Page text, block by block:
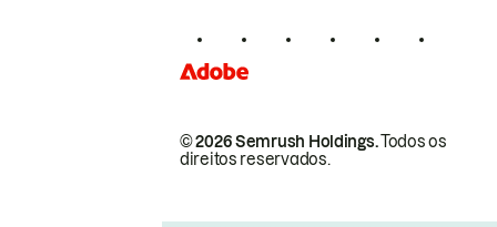
© 2026 Semrush Holdings.Todos os
direitos reservados.